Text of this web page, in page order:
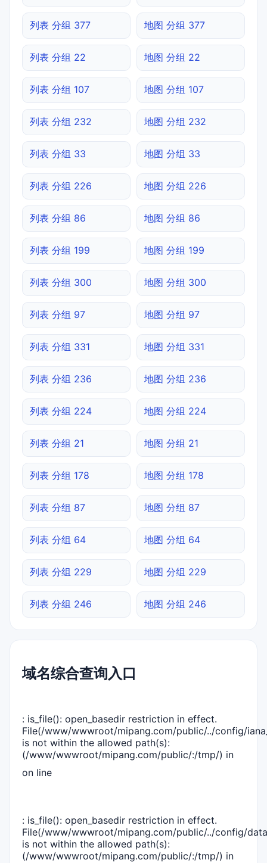
列表 分组 377 地图 分组 377
列表 分组 22 地图 分组 22
列表 分组 107 地图 分组 107
列表 分组 232 地图 分组 232
列表 分组 33 地图 分组 33
列表 分组 226 地图 分组 226
列表 分组 86 地图 分组 86
列表 分组 199 地图 分组 199
列表 分组 300 地图 分组 300
列表 分组 97 地图 分组 97
列表 分组 331 地图 分组 331
列表 分组 236 地图 分组 236
列表 分组 224 地图 分组 224
列表 分组 21 地图 分组 21
列表 分组 178 地图 分组 178
列表 分组 87 地图 分组 87
列表 分组 64 地图 分组 64
列表 分组 229 地图 分组 229
列表 分组 246 地图 分组 246
域名综合查询入口
: is_file(): open_basedir restriction in effect.
File(/www/wwwroot/mipang.com/public/../config/
is not within the allowed path(s):
(/www/wwwroot/mipang.com/public/:/tmp/) in
on line
: is_file(): open_basedir restriction in effect.
File(/www/wwwroot/mipang.com/public/../config/
is not within the allowed path(s):
(/www/wwwroot/mipang.com/public/:/tmp/) in